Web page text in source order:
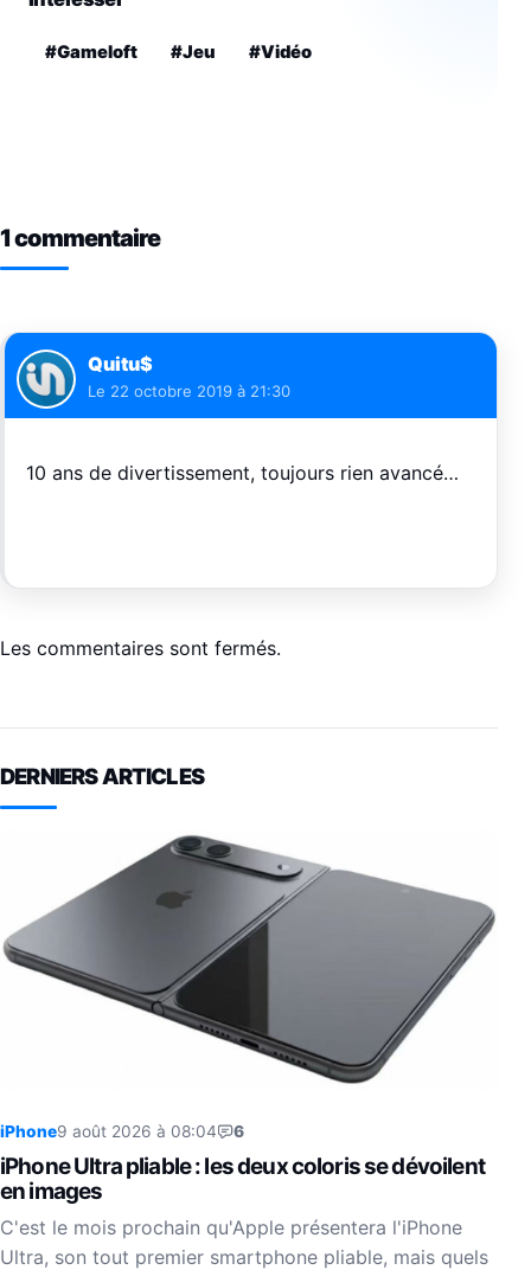
#Gameloft #Jeu #Vidéo
1 commentaire
Quitu$
Le 22 octobre 2019 à 21:30
10 ans de divertissement, toujours rien avancé…
Les commentaires sont fermés.
DERNIERS ARTICLES
iPhone9 août 2026 à 08:04 6
iPhone Ultra pliable : les deux coloris se dévoilent
en images
C'est le mois prochain qu'Apple présentera l'iPhone
Ultra, son tout premier smartphone pliable, mais quels